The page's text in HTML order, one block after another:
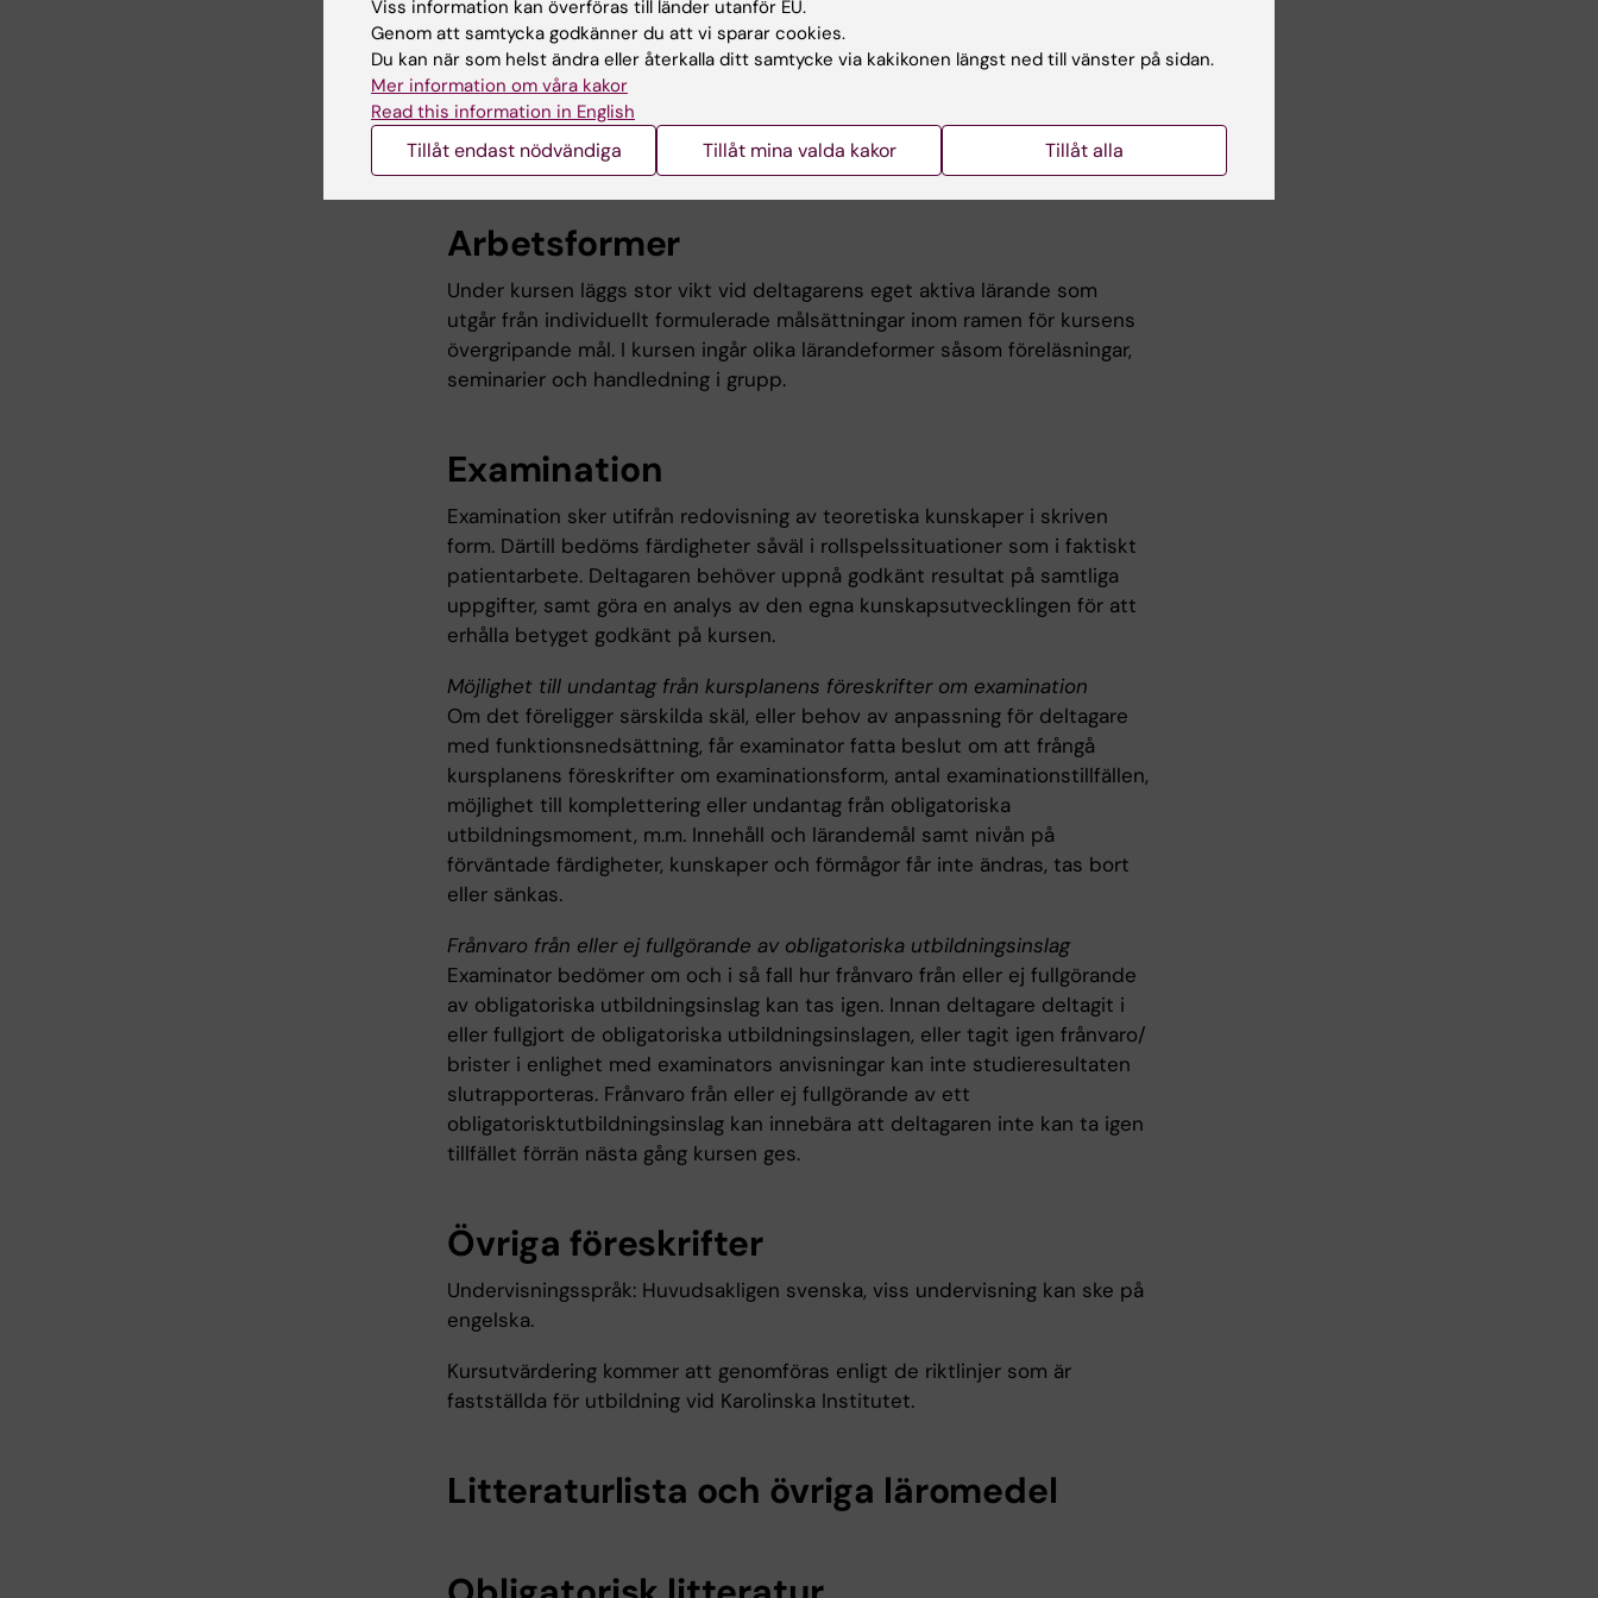
aspekter av vikt för specialisering inom området, utifrån den psykologiska
kunskapens roll. Fokus är evidensbaserad psykologisk praktik och
utvecklandet av egna färdigheter. I kursen ingår handledning på centrala
färdigheter, vilket förutsätter ett parallellt patientarbete där dessa kan
praktiseras och ligga till grund för handledningen.
Arbetsformer
Under kursen läggs stor vikt vid deltagarens eget aktiva lärande som
utgår från individuellt formulerade målsättningar inom ramen för kursens
övergripande mål. I kursen ingår olika lärandeformer såsom föreläsningar,
seminarier och handledning i grupp.
Examination
Examination sker utifrån redovisning av teoretiska kunskaper i skriven
form. Därtill bedöms färdigheter såväl i rollspelssituationer som i faktiskt
patientarbete. Deltagaren behöver uppnå godkänt resultat på samtliga
uppgifter, samt göra en analys av den egna kunskapsutvecklingen för att
erhålla betyget godkänt på kursen.
Möjlighet till undantag från kursplanens föreskrifter om examination
Om det föreligger särskilda skäl, eller behov av anpassning för deltagare
med funktionsnedsättning, får examinator fatta beslut om att frångå
kursplanens föreskrifter om examinationsform, antal examinationstillfällen,
möjlighet till komplettering eller undantag från obligatoriska
utbildningsmoment, m.m. Innehåll och lärandemål samt nivån på
förväntade färdigheter, kunskaper och förmågor får inte ändras, tas bort
eller sänkas.
Frånvaro från eller ej fullgörande av obligatoriska utbildningsinslag
Examinator bedömer om och i så fall hur frånvaro från eller ej fullgörande
av obligatoriska utbildningsinslag kan tas igen. Innan deltagare deltagit i
eller fullgjort de obligatoriska utbildningsinslagen, eller tagit igen frånvaro/
brister i enlighet med examinators anvisningar kan inte studieresultaten
slutrapporteras. Frånvaro från eller ej fullgörande av ett
obligatorisktutbildningsinslag kan innebära att deltagaren inte kan ta igen
tillfället förrän nästa gång kursen ges.
Övriga föreskrifter
Undervisningsspråk: Huvudsakligen svenska, viss undervisning kan ske på
engelska.
Kursutvärdering kommer att genomföras enligt de riktlinjer som är
fastställda för utbildning vid Karolinska Institutet.
Litteraturlista och övriga läromedel
Viss information kan överföras till länder utanför EU.
Genom att samtycka godkänner du att vi sparar cookies.
Du kan när som helst ändra eller återkalla ditt samtycke via kakikonen längst ned till vänster på sidan.
Mer information om våra kakor
Read this information in English
Tillåt endast nödvändiga Tillåt mina valda kakor Tillåt alla